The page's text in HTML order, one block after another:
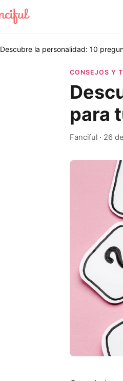
Descubre la personalidad: 10
CONSEJOS Y
para
Fanciful · 26